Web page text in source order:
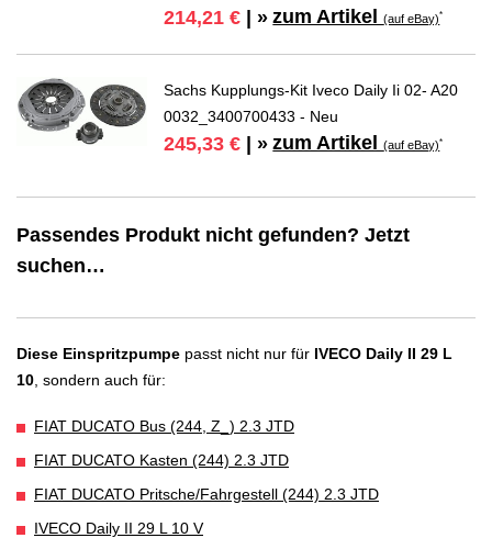
214,21 € | » zum Artikel(auf eBay)*
Sachs Kupplungs-Kit Iveco Daily Ii 02- A20
0032_3400700433 - Neu
245,33 € | » zum Artikel(auf eBay)*
Passendes Produkt nicht gefunden? Jetzt
suchen…
Diese Einspritzpumpe passt nicht nur für IVECO Daily II 29 L
10, sondern auch für:
FIAT DUCATO Bus (244, Z_) 2.3 JTD
FIAT DUCATO Kasten (244) 2.3 JTD
FIAT DUCATO Pritsche/Fahrgestell (244) 2.3 JTD
IVECO Daily II 29 L 10 V